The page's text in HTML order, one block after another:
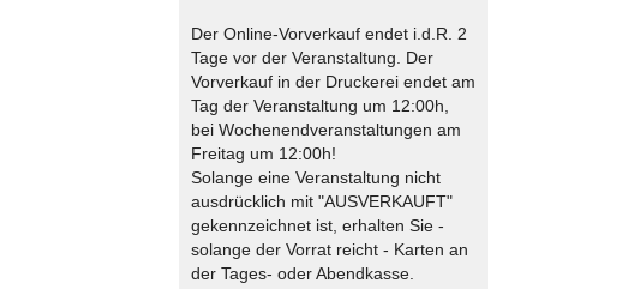
Der Online-Vorverkauf endet i.d.R. 2
Tage vor der Veranstaltung. Der
Vorverkauf in der Druckerei endet am
Tag der Veranstaltung um 12:00h,
bei Wochenendveranstaltungen am
Freitag um 12:00h!
Solange eine Veranstaltung nicht
ausdrücklich mit "AUSVERKAUFT"
gekennzeichnet ist, erhalten Sie -
solange der Vorrat reicht - Karten an
der Tages- oder Abendkasse.